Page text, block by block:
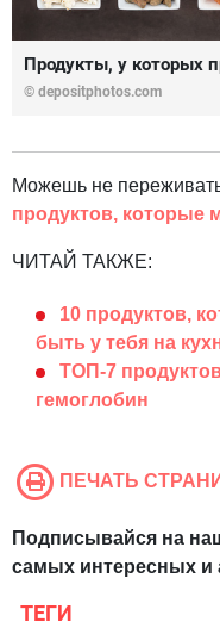
Продукты, у которых
© depositphotos.com
Можешь не
продуктов, которые
ЧИТАЙ ТАКЖЕ:
10 продуктов,
быть у тебя на
ТОП-7
гемоглобин
ПЕЧАТЬ
Подписывайся на
самых интересных и
ТЕГИ